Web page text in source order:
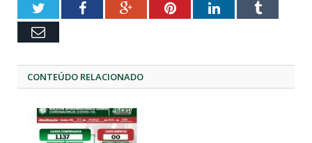
TwitterFacebookGoogle+PinterestLinkedInTumblr
Email
CONTEÚDO RELACIONADO